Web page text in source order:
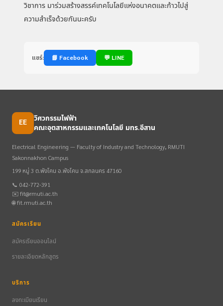
วิชาการ มาร่วมสร้างสรรค์เทคโนโลยีแห่งอนาคตและก้าวไปสู่
ความสำเร็จด้วยกันนะครับ
แชร์: 📘 Facebook 💬 LINE
EE
วิศวกรรมไฟฟ้า
คณะอุตสาหกรรมและเทคโนโลยี มทร.อีสาน
Electrical Engineering — Faculty of Industry and Technology, RMUTI
Sakonnakhon Campus
199 หมู่ 3 ต.พังโคน อ.พังโคน จ.สกลนคร 47160
📞 042-772-391
✉️ fit@rmuti.ac.th
🌐 fit.rmuti.ac.th
สมัครเรียน
สมัครเรียนออนไลน์
รายละเอียดหลักสูตร
บริการ
ลงทะเบียนเรียน